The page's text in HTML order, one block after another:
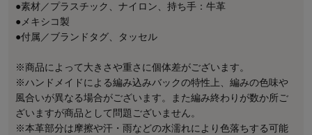
●素材／プラスチック、ナイロン、持ち手：牛革
●メキシコ製
●付属／ブランドタグ、タッセル
※商品によって大きさや重さに個体差がございます。
※ハンドメイドによる編み込みバックの特性上、編みの色味や
風合いが異なる場合がございます。また編み終わりが数か所ご
ざいますが商品として問題ございません。
※本革部分は摩擦や汗・雨などの水濡れにより色落ちする可能